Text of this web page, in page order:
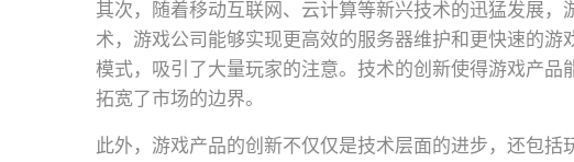
其次，随着移动互联网、云计算等新兴技术的迅猛发展
术，游戏公司能够实现更高效的服务器维护和更快速的
模式，吸引了大量玩家的注意。技术的创新使得游戏产
拓宽了市场的边界。
此外，游戏产品的创新不仅仅是技术层面的进步，还包